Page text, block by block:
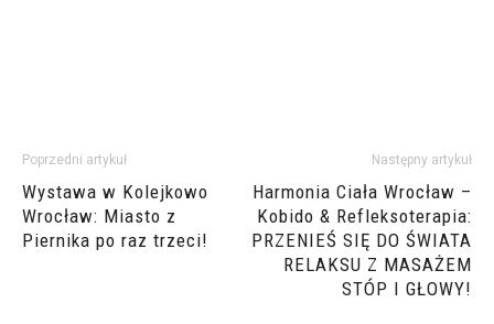
Poprzedni artykuł
Wystawa w Kolejkowo
Wrocław: Miasto z
Piernika po raz trzeci!
Następny artykuł
Harmonia Ciała Wrocław –
Kobido & Refleksoterapia:
PRZENIEŚ SIĘ DO ŚWIATA
RELAKSU Z MASAŻEM
STÓP I GŁOWY!